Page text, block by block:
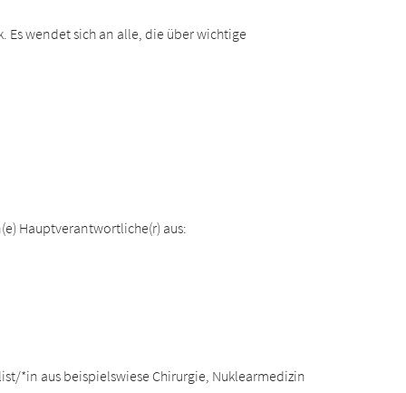
Es wendet sich an alle, die über wichtige
Hauptverantwortliche(r) aus:
*in aus beispielswiese Chirurgie, Nuklearmedizin